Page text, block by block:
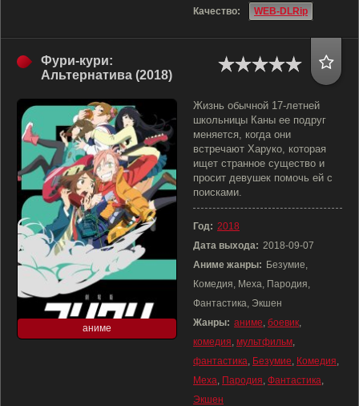
Качество:
WEB-DLRip
Фури-кури:
Альтернатива (2018)
аниме
Жизнь обычной 17-летней
школьницы Каны ее подруг
меняется, когда они
встречают Харуко, которая
ищет странное существо и
просит девушек помочь ей с
поисками.
Год: 2018
Дата выхода: 2018-09-07
Аниме жанры: Безумие,
Комедия, Меха, Пародия,
Фантастика, Экшен
Жанры: аниме, боевик,
комедия, мультфильм,
фантастика, Безумие, Комедия,
Меха, Пародия, Фантастика,
Экшен